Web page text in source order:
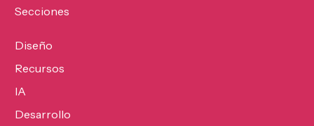
Secciones
Diseño
Recursos
IA
Desarrollo